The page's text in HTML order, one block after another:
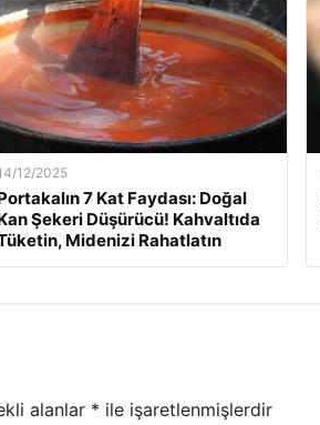
12/2025
7 Kat Faydası: Doğal
Şekeri Düşürücü! Kahvaltıda
Midenizi Rahatlatın
alanlar * ile işaretlenmişlerdir